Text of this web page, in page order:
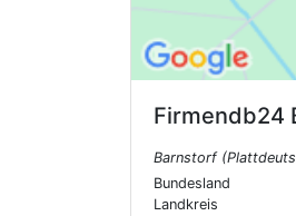
Firmendb24
Barnstorf
Bundesland
Landkreis